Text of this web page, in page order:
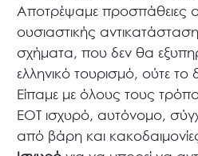
Αποτρέψαμε προσπάθειες
ουσιαστικής
σχήματα, που δεν θα
ελληνικό τουρισμό, ούτε
Είπαμε με όλους τους
ΕΟΤ ισχυρό, αυτόνομο,
από βάρη και